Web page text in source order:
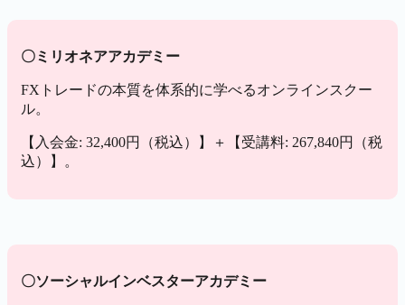
〇ミリオネアアカデミー
FXトレードの本質を体系的に学べるオンラインスクー
ル。
【入会金: 32,400円（税込）】＋【受講料: 267,840円（税
込）】。
〇ソーシャルインベスターアカデミー